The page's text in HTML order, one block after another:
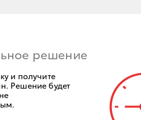
решение
и получите
Решение будет